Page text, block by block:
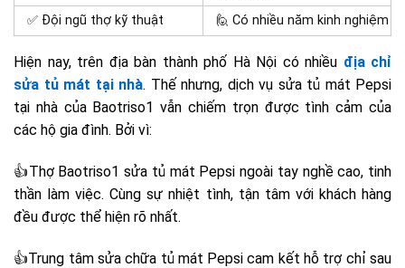
✅ Đội ngũ thợ kỹ thuật
🙋 Có nhiều năm kinh nghiệm
Hiện nay, trên địa bàn thành phố Hà Nội có nhiều địa chỉ
sửa tủ mát tại nhà. Thế nhưng, dịch vụ sửa tủ mát Pepsi
tại nhà của Baotriso1 vẫn chiếm trọn được tình cảm của
các hộ gia đình. Bởi vì:
👍Thợ Baotriso1 sửa tủ mát Pepsi ngoài tay nghề cao, tinh
thần làm việc. Cùng sự nhiệt tình, tận tâm với khách hàng
đều được thể hiện rõ nhất.
👍Trung tâm sửa chữa tủ mát Pepsi cam kết hỗ trợ chỉ sau